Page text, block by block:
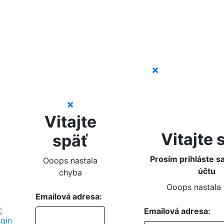
Vitajte
späť
Ooops nastala
chyba
Emailová adresa:
Vitajte
Prosím prihláste
účtu
Ooops nastala
Emailová adresa: